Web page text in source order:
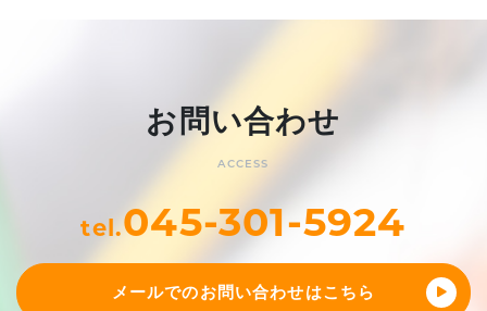
お問い合わせ
ACCESS
tel.045-301-5924
メールでのお問い合わせはこちら